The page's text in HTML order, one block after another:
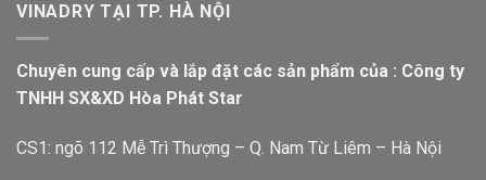
VINADRY TẠI TP. HÀ NỘI
Chuyên cung cấp và lắp đặt các sản phẩm của : Công ty
TNHH SX&XD Hòa Phát Star
CS1: ngõ 112 Mễ Trì Thượng – Q. Nam Từ Liêm – Hà Nội